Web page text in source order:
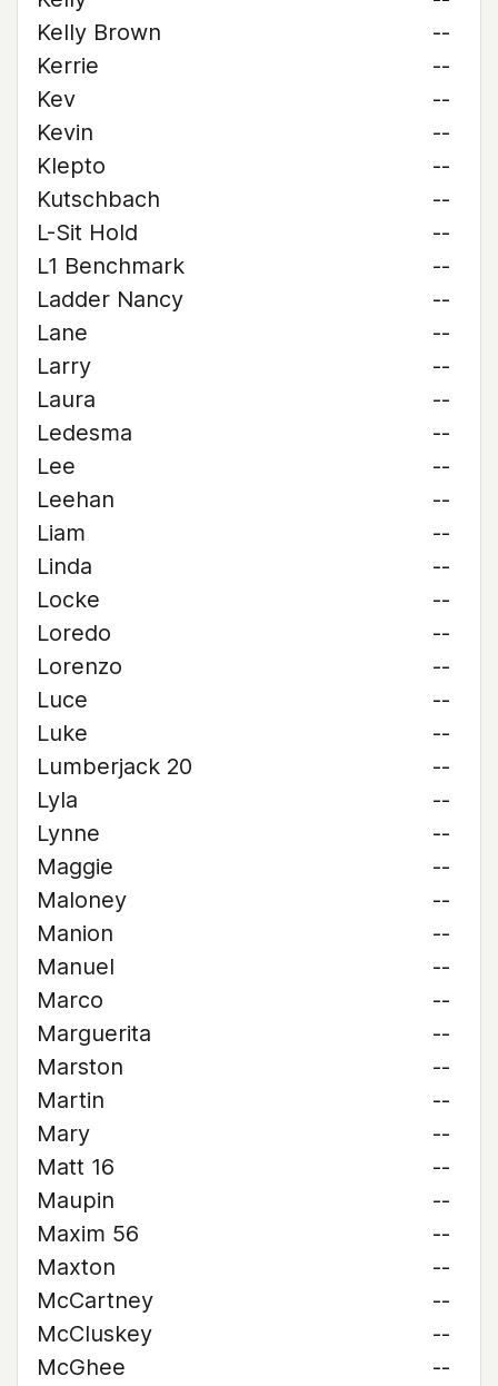
Kelly Brown
--
Kerrie
--
Kev
--
Kevin
--
Klepto
--
Kutschbach
--
L-Sit Hold
--
L1 Benchmark
--
Ladder Nancy
--
Lane
--
Larry
--
Laura
--
Ledesma
--
Lee
--
Leehan
--
Liam
--
Linda
--
Locke
--
Loredo
--
Lorenzo
--
Luce
--
Luke
--
Lumberjack 20
--
Lyla
--
Lynne
--
Maggie
--
Maloney
--
Manion
--
Manuel
--
Marco
--
Marguerita
--
Marston
--
Martin
--
Mary
--
Matt 16
--
Maupin
--
Maxim 56
--
Maxton
--
McCartney
--
McCluskey
--
McGhee
--